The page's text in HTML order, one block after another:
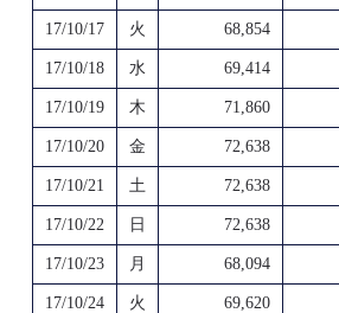
17/10/17 火 68,854
17/10/18 水 69,414
17/10/19 木 71,860
17/10/20 金 72,638
17/10/21 土 72,638
17/10/22 日 72,638
17/10/23 月 68,094
17/10/24 火 69,620